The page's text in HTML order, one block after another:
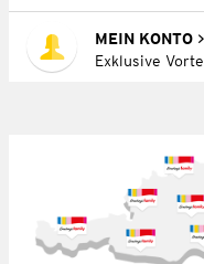
MEIN KONTO
Exklusive